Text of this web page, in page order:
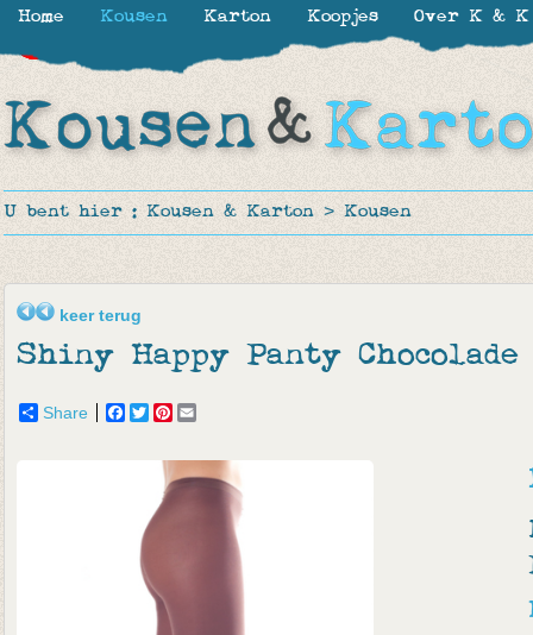
U bent hier : Kousen & Karton > Kousen
keer terug
Shiny Happy Panty Chocolade
Share Facebook
TwitterPinterest
Home Kousen Karton Koopjes Over K & K